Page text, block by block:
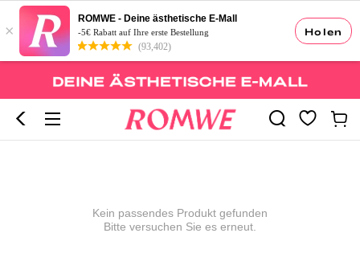
Holen
×
ROMWE - Deine ästhetische E-Mall
-5€ Rabatt auf Ihre erste Bestellung
(93,402)
Kein passendes Produkt gefunden
Bitte versuchen Sie es erneut.